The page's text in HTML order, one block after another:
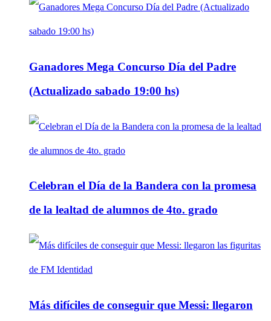
Ganadores Mega Concurso Día del Padre
(Actualizado sabado 19:00 hs)
Celebran el Día de la Bandera con la promesa
de la lealtad de alumnos de 4to. grado
Más difíciles de conseguir que Messi: llegaron